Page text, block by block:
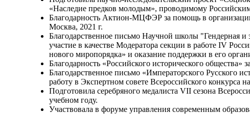
«Наследие предков молодым», проводимому
Благодарность Актион-МЦФЭР за помощь в
Москва, 2021 г.
Благодарственное письмо Научной школы "Гендерная
участие в качестве Модератора секции в работе IV
нового миропорядка» и оказание поддержки в его
Благодарность «Российского исторического
Благодарственное письмо «Императорского Русского
работу в Экспертном совете Всероссийского конкурса
Подготовила серебряного медалиста VII сезона
учебном году.
Участвовала в форуме управления современным